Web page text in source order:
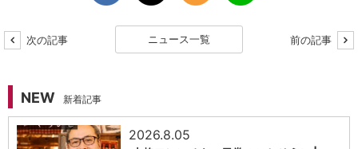
次の記事 ニュース一覧 前の記事
NEW 新着記事
2026.8.05